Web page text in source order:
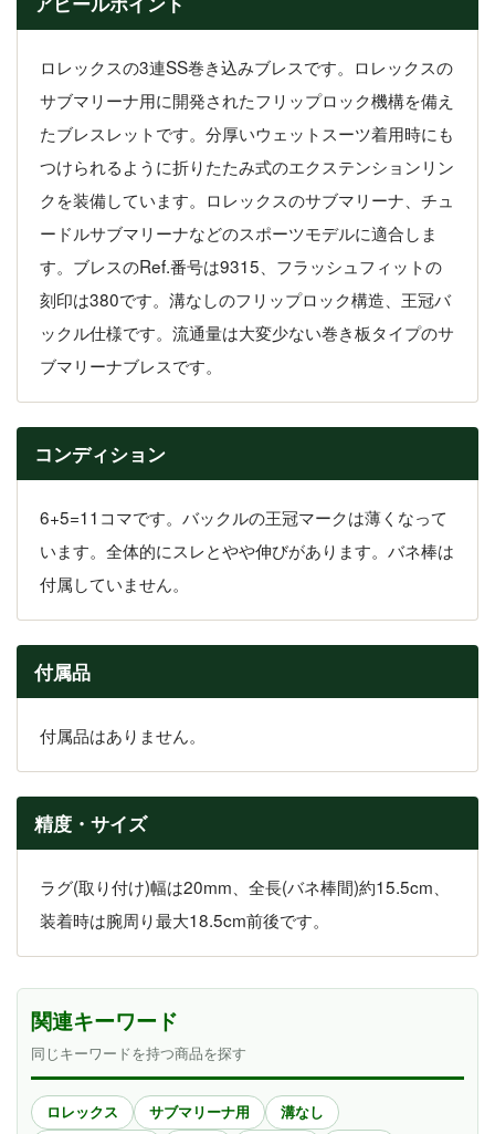
ロレックスの3連SS巻き込みブレスです。ロレックスの
サブマリーナ用に開発されたフリップロック機構を備え
たブレスレットです。分厚いウェットスーツ着用時にも
つけられるように折りたたみ式のエクステンションリン
クを装備しています。ロレックスのサブマリーナ、チュ
ードルサブマリーナなどのスポーツモデルに適合しま
す。ブレスのRef.番号は9315、フラッシュフィットの
刻印は380です。溝なしのフリップロック構造、王冠バ
ックル仕様です。流通量は大変少ない巻き板タイプのサ
ブマリーナブレスです。
コンディション
6+5=11コマです。バックルの王冠マークは薄くなって
います。全体的にスレとやや伸びがあります。バネ棒は
付属していません。
付属品
付属品はありません。
精度・サイズ
ラグ(取り付け)幅は20mm、全長(バネ棒間)約15.5cm、
装着時は腕周り最大18.5cm前後です。
関連キーワード
同じキーワードを持つ商品を探す
ロレックス サブマリーナ用
溝なし